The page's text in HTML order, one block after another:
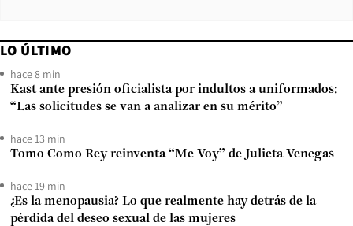
LO ÚLTIMO
hace 8 min
Kast ante presión oficialista por indultos a uniformados:
“Las solicitudes se van a analizar en su mérito”
hace 13 min
Tomo Como Rey reinventa “Me Voy” de Julieta Venegas
hace 19 min
¿Es la menopausia? Lo que realmente hay detrás de la
pérdida del deseo sexual de las mujeres